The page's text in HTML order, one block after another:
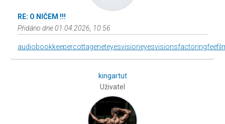
RE: O NIČEM !!!
Přidáno dne 01.04.2026, 10:56
audiobookkeepercottageneteyesvisioneyesvisionsfactoringfee
kingartut
Uživatel